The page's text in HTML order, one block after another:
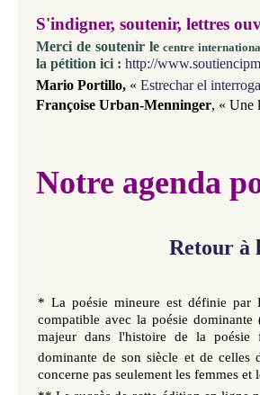
S'indigner, soutenir, lettres
Merci de soutenir le centre
la pétition ici : http://
Mario Portillo, « Estrechar el
Françoise Urban-Menninger, « Une
Notre agenda
Retour à
* La poésie mineure est définie par
compatible avec la poésie
majeur dans l'histoire de la poésie
dominante de son siècle et de celles
concerne pas seulement les femmes